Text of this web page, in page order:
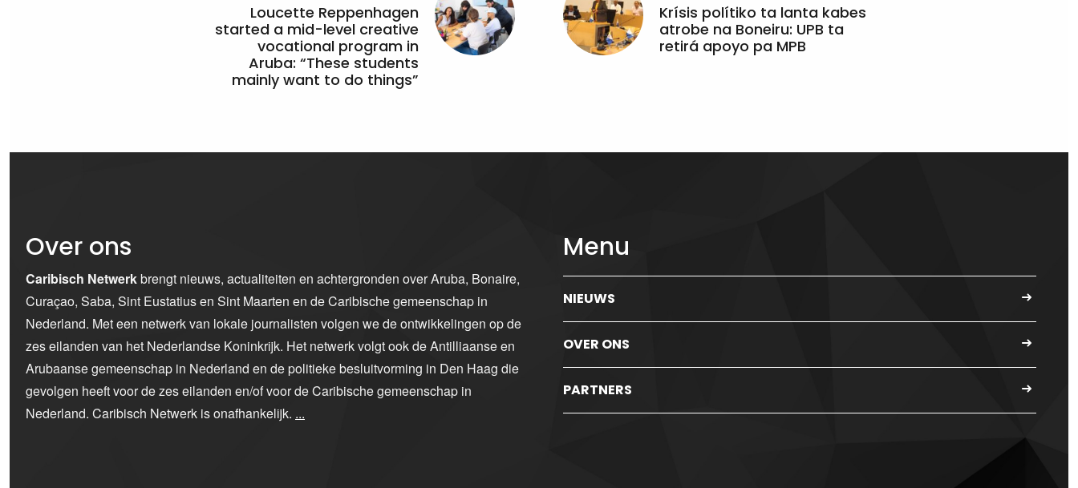
Loucette Reppenhagen
started a mid-level creative
vocational program in
Aruba: “These students
mainly want to do things”
Krísis polítiko ta lanta kabes
atrobe na Boneiru: UPB ta
retirá apoyo pa MPB
Over ons
Caribisch Netwerkbrengt nieuws, actualiteiten en achtergronden over Aruba, Bonaire,
Curaçao, Saba, Sint Eustatius en Sint Maarten en de Caribische gemeenschap in
Nederland. Met een netwerk van lokale journalisten volgen we de ontwikkelingen op de
zes eilanden van het Nederlandse Koninkrijk. Het netwerk volgt ook de Antilliaanse en
Arubaanse gemeenschap in Nederland en de politieke besluitvorming in Den Haag die
gevolgen heeft voor de zes eilanden en/of voor de Caribische gemeenschap in
Nederland. Caribisch Netwerk is onafhankelijk. ...
Menu
NIEUWS
OVER ONS
PARTNERS